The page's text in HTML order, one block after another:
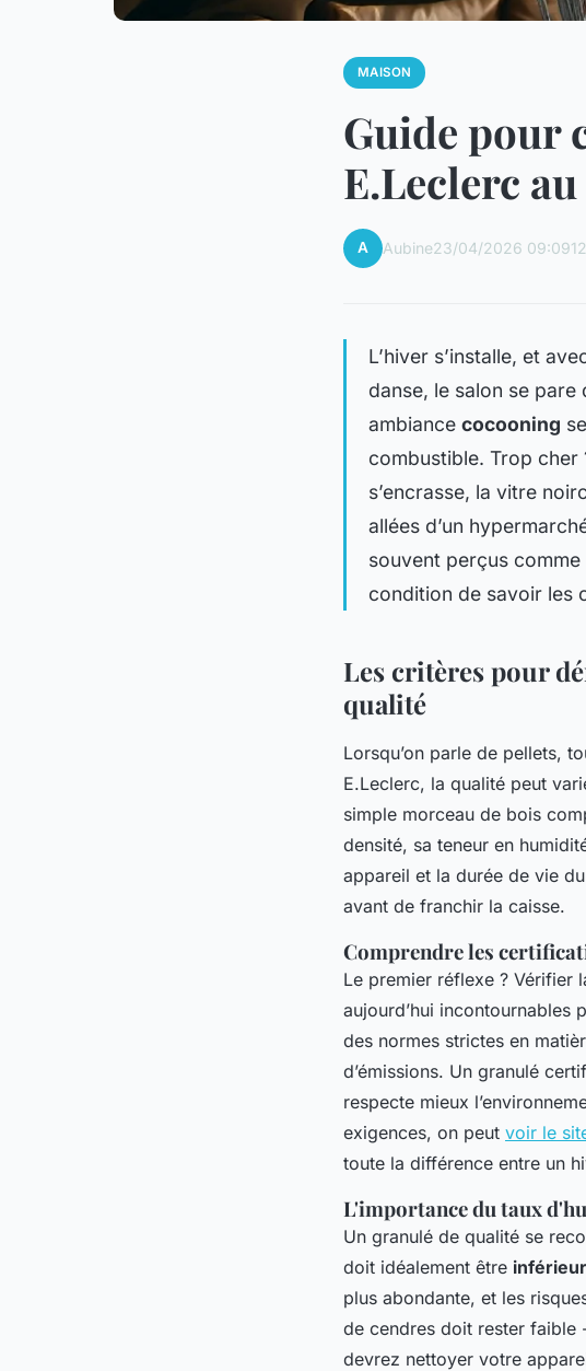
MAISON
Guide pour
E.Leclerc
A Aubine23/04/2026 09:09
L’hiver s’installe, et
danse, le salon se
ambiance cocooning
combustible. Trop cher
s’encrasse, la vitre
allées d’un
souvent perçus comme
condition de savoir les
Les critères pour
qualité
Lorsqu’on parle de pellets,
E.Leclerc, la qualité peut
simple morceau de bois
densité, sa teneur en
appareil et la durée de vie
avant de franchir la caisse.
Comprendre les
Le premier réflexe ? Vérifier
aujourd’hui incontournables
des normes strictes en
d’émissions. Un granulé
respecte mieux
exigences, on peut voir le
toute la différence entre un
L'importance du taux
Un granulé de qualité se
doit idéalement être
plus abondante, et les
de cendres doit rester faible
devrez nettoyer votre